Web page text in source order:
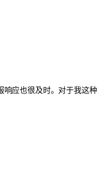
响应也很及时。对于我这种